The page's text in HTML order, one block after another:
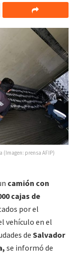
(Imagen: prensa AFIP)
camión con
cajas de
por el
vehículo en el
deSalvador
se informó de